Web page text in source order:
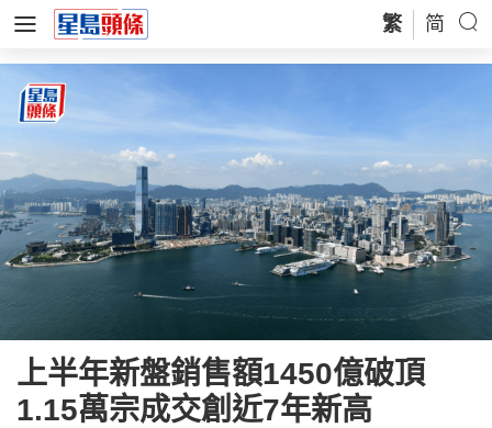
繁 简
上半年新盤銷售額1450億破頂
1.15萬宗成交創近7年新高